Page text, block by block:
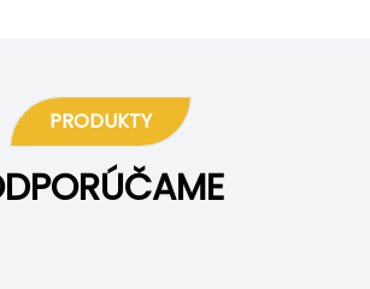
PRODUKTY